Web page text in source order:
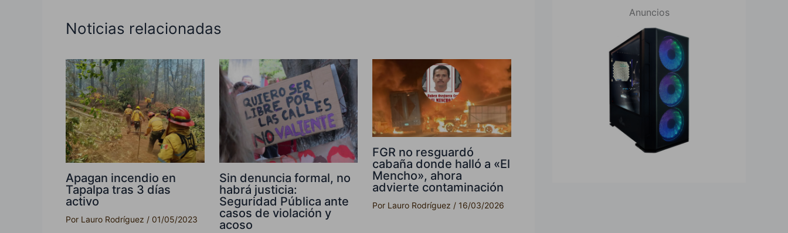
Noticias relacionadas
Apagan incendio en
Tapalpa tras 3 días
activo
Por Lauro Rodríguez / 01/05/2023
Sin denuncia formal, no
habrá justicia:
Seguridad Pública ante
casos de violación y
acoso
FGR no resguardó
cabaña donde halló a «El
Mencho», ahora
advierte contaminación
Por Lauro Rodríguez / 16/03/2026
Anuncios